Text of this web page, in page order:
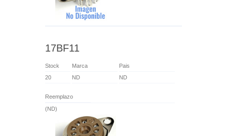
17BF11
Stock Marca
Pais
20
ND ND
Reemplazo
(ND)